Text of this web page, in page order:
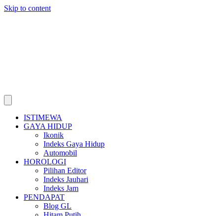
Skip to content
ISTIMEWA
GAYA HIDUP
Ikonik
Indeks Gaya Hidup
Automobil
HOROLOGI
Pilihan Editor
Indeks Jauhari
Indeks Jam
PENDAPAT
Blog GL